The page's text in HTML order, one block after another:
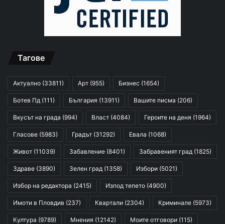
Тагове
Актуално (33811) Арт (955) Бизнес (1654)
Ботев Пд (111) България (13911) Вашите писма (206)
Вкусът на града (994) Власт (4084) Героите на деня (1964)
Гласове (5983) Градът (31292) Евала (1068)
Живот (11039) Забавление (8401) Забравеният град (1825)
Здраве (3890) Зелен град (1358) Избори (5021)
Избор на редактора (2415) Изпод тепето (4900)
Имоти в Пловдив (237) Квартали (2304) Криминале (5973)
Култура (9789) Мнения (12142) Моите отговори (115)